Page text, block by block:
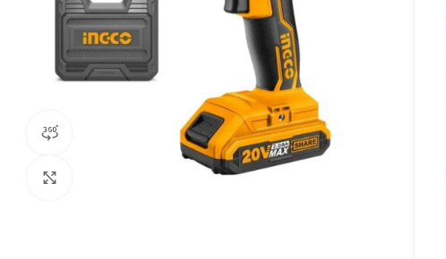
Vue produit à 360°